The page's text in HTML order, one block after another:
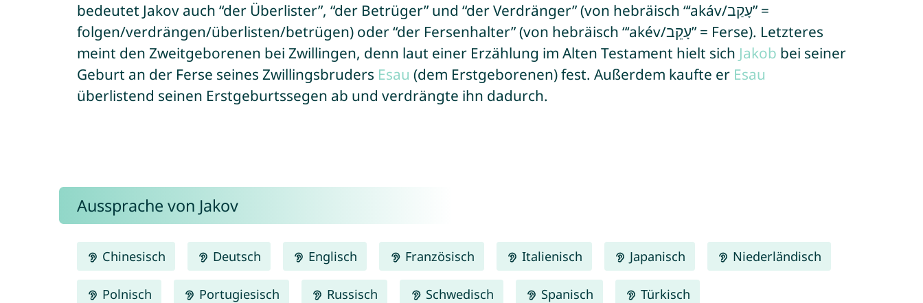
bedeutet Jakov auch “der Überlister”, “der Betrüger” und “der Verdränger” (von hebräisch “‘akáv/עָקַב” =
folgen/verdrängen/überlisten/betrügen) oder “der Fersenhalter” (von hebräisch “‘akév/עָקֵב” = Ferse). Letzteres
meint den Zweitgeborenen bei Zwillingen, denn laut einer Erzählung im Alten Testament hielt sich Jakob bei seiner
Geburt an der Ferse seines Zwillingsbruders Esau (dem Erstgeborenen) fest. Außerdem kaufte er Esau
überlistend seinen Erstgeburtssegen ab und verdrängte ihn dadurch.
Aussprache von Jakov
Chinesisch Deutsch Englisch Französisch Italienisch Japanisch Niederländisch
Polnisch Portugiesisch Russisch Schwedisch Spanisch Türkisch